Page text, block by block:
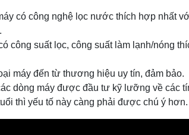
có công nghệ lọc nước thích hợp nhất
công suất lọc, công suất làm lạnh/nóng
máy đến từ thương hiệu uy tín, đảm bảo.
dòng máy được đầu tư kỹ lưỡng về các
thì yếu tố này càng phải được chú ý hơn.